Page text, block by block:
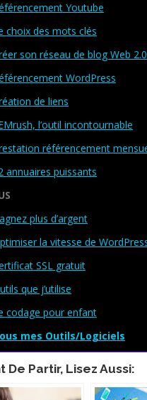
Youtube
choix des mots clés
son réseau de blog Web 2.0
WordPress
de liens
l’outil incontournable
référencement
annuaires puissants
plus d’argent
la vitesse de
SSL gratuit
que j’utilise
codage pour enfant
mes Outils/Logiciels
De Partir, Lisez Aussi: